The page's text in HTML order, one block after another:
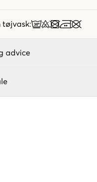
tøjvask:
advice